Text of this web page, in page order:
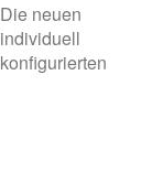
Die neuen
individuell
konfigurierten